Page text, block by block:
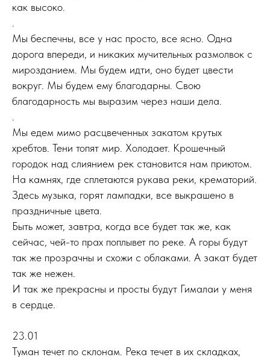
как высоко.
Мы беспечны, все у нас просто, все ясно. Одна
дорога впереди, и никаких мучительных размолвок с
мирозданием. Мы будем идти, оно будет цвести
вокруг. Мы будем ему благодарны. Свою
благодарность мы выразим через наши дела.
Мы едем мимо расцвеченных закатом крутых
хребтов. Тени топят мир. Холодает. Крошечный
городок над слиянием рек становится нам приютом.
На камнях, где сплетаются рукава реки, крематорий.
Здесь музыка, горят лампадки, все выкрашено в
праздничные цвета.
Быть может, завтра, когда все будет так же, как
сейчас, чей-то прах поплывет по реке. А горы будут
так же прозрачны и схожи с облаками. А закат будет
так же нежен.
И так же прекрасны и просты будут Гималаи у меня
в сердце.
23.01
Туман течет по склонам. Река течет в их складках,